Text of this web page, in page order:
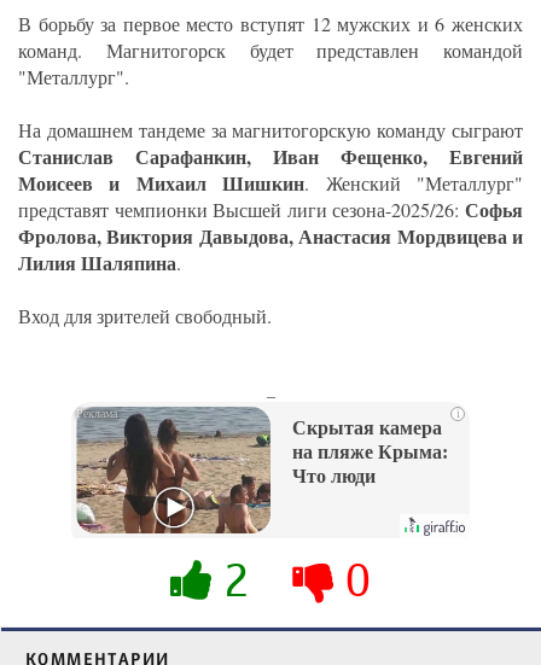
В борьбу за первое место вступят 12 мужских и 6 женских
команд. Магнитогорск будет представлен командой
"Металлург".
На домашнем тандеме за магнитогорскую команду сыграют
Станислав Сарафанкин, Иван Фещенко, Евгений
Моисеев и Михаил Шишкин. Женский "Металлург"
представят чемпионки Высшей лиги сезона-2025/26: Софья
Фролова, Виктория Давыдова, Анастасия Мордвицева и
Лилия Шаляпина.
Вход для зрителей свободный.
i
Скрытая камера
на пляже Крыма:
Что люди
их не видят...
2 0
КОММЕНТАРИИ